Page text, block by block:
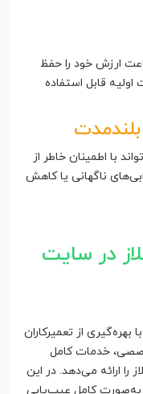
ارزش خود را حفظ
قابل استفاده
با اطمینان خاطر از
ناگهانی یا کاهش
در سایت
از تعمیرکاران
خدمات کامل
ارائه می‌دهد. در این
کامل عیب‌یابی